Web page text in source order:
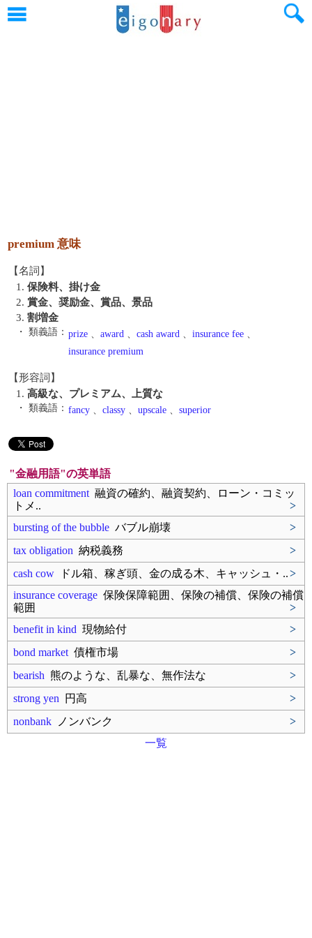
premium 意味
【名詞】
1. 保険料、掛け金
2. 賞金、奨励金、賞品、景品
3. 割増金
・ 類義語： prize 、 award 、 cash award 、 insurance fee 、
insurance premium
【形容詞】
1. 高級な、プレミアム、上質な
・ 類義語： fancy 、 classy 、 upscale 、 superior
"金融用語"の英単語
loan commitment 融資の確約、融資契約、ローン・コミッ
トメ..
>
bursting of the bubble バブル崩壊
>
tax obligation 納税義務
>
cash cow ドル箱、稼ぎ頭、金の成る木、キャッシュ・..>
insurance coverage 保険保障範囲、保険の補償、保険の補償
範囲
>
benefit in kind 現物給付
>
bond market 債権市場
>
bearish 熊のような、乱暴な、無作法な
>
strong yen 円高
>
nonbank ノンバンク
>
一覧